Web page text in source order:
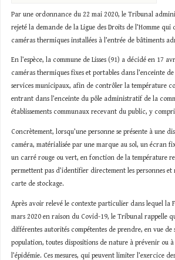
Par une ordonnance du 22 mai 2020, le Tribunal
rejeté la demande de la Ligue des Droits de l’Homme
caméras thermiques installées à l’entrée de bâtiments
En l’espèce, la commune de Lisses (91) a décidé en 17
caméras thermiques fixes et portables dans l’enceinte
services municipaux, afin de contrôler la température
entrant dans l’enceinte du pôle administratif de la
établissements communaux recevant du public, y
Concrètement, lorsqu’une personne se présente à une
caméra, matérialisée par une marque au sol, un écran
un carré rouge ou vert, en fonction de la température
permettent pas d’identifier directement les personnes et
carte de stockage.
Après avoir relevé le contexte particulier dans lequel la
mars 2020 en raison du Covid-19, le Tribunal rappelle
différentes autorités compétentes de prendre, en vue de
population, toutes dispositions de nature à prévenir ou
l’épidémie. Ces mesures, qui peuvent limiter l’exercice